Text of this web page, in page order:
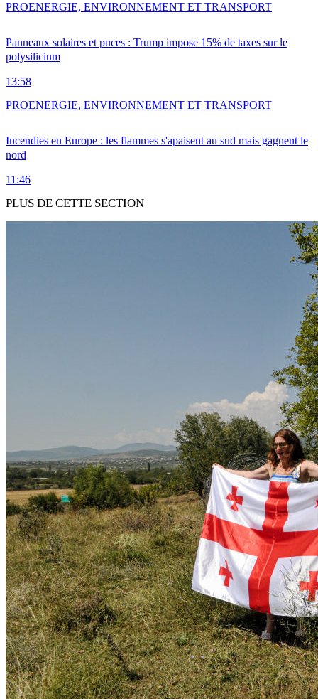
Panneaux solaires et puces : Trump impose 15% de taxes sur le
polysilicium
13:58
PROENERGIE, ENVIRONNEMENT ET TRANSPORT
Incendies en Europe : les flammes s'apaisent au sud mais gagnent le
nord
11:46
PROENERGIE, ENVIRONNEMENT ET TRANSPORT
PLUS DE CETTE SECTION